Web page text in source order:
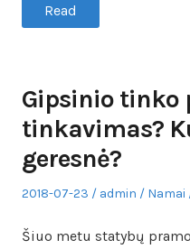
Read
Gipsinio tinko
tinkavimas?
geresnė?
Posted
2018-07-23 Author
admin
Posted
Namai
Šiuo metu statybų